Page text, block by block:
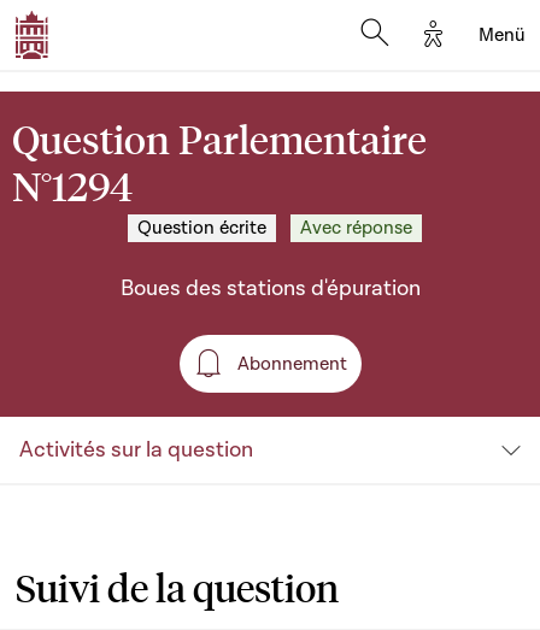
Options
Menü
Question Parlementaire
N°1294
Question écrite Avec réponse
Boues des stations d'épuration
Abonnement
Abonnement
Activités sur la question
Suivi de la question